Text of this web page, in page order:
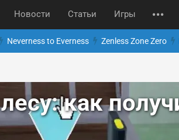
Новости Статьи Игры
Neverness to Everness Zenless Zone Zero
как